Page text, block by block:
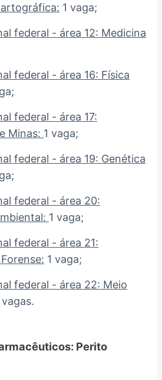
1 vaga;
federal - área 12: Medicina
federal - área 16: Física
federal - área 17:
Minas: 1 vaga;
federal - área 19: Genética
federal - área 20:
1 vaga;
federal - área 21:
1 vaga;
federal - área 22: Meio
vagas.
Perito